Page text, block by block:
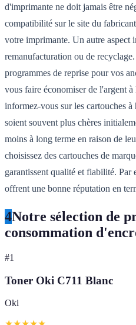
d'imprimante ne doit jamais être
compatibilité sur le site du
votre imprimante. Un autre aspect
remanufacturation ou de
programmes de reprise pour vos
vous faire économiser de l'argent
informez-vous sur les cartouches
soient souvent plus chères
moins à long terme en raison de
choisissez des cartouches de
garantissent qualité et fiabilité. Par
offrent une bonne réputation en
4Notre sélection de
consommation
#1
Toner Oki C711 Blanc
Oki